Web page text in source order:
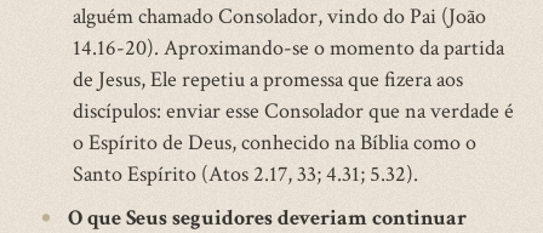
alguém chamado Consolador, vindo do Pai (João
14.16-20). Aproximando-se o momento da partida
de Jesus, Ele repetiu a promessa que fizera aos
discípulos: enviar esse Consolador que na verdade é
o Espírito de Deus, conhecido na Bíblia como o
Santo Espírito (Atos 2.17, 33; 4.31; 5.32).
O que Seus seguidores deveriam continuar